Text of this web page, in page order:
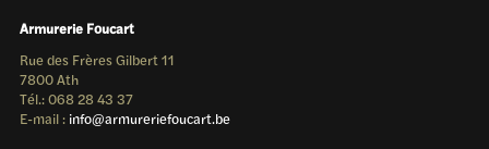
Armurerie Foucart
Rue des Frères Gilbert 11
7800 Ath
Tél.: 068 28 43 37
E-mail : info@armureriefoucart.be